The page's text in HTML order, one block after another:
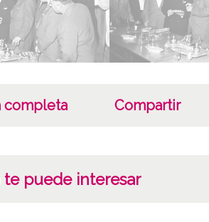
completa Compartir
te puede interesar